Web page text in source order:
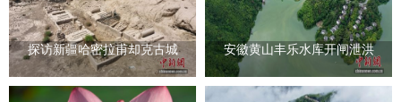
探访新疆哈密拉甫却克古城 安徽黄山丰乐水库开闸泄洪